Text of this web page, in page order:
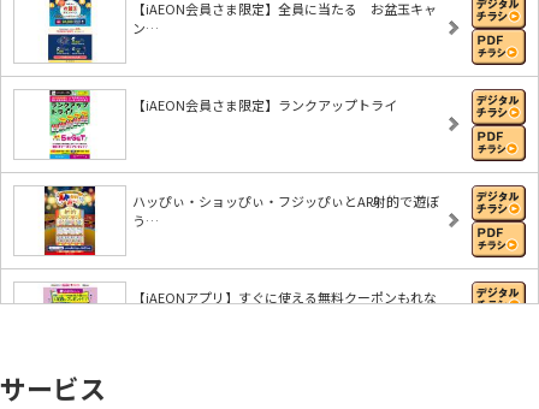
【iAEON会員さま限定】全員に当たる お盆玉キャ
ン…
【iAEON会員さま限定】ランクアップトライ
ハッぴぃ・ショッぴぃ・フジッぴぃとAR射的で遊ぼ
う…
【iAEONアプリ】すぐに使える無料クーポンもれな
サービス